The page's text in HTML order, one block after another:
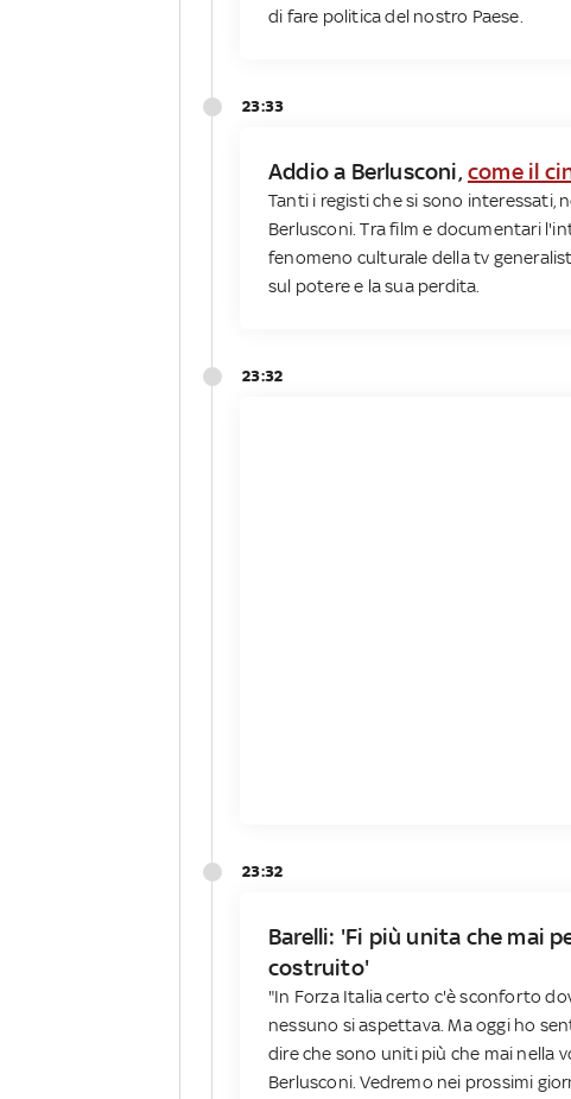
di fare politica del nostro Paese.
23:33
Addio a Berlusconi, come il
Tanti i registi che si sono interessati,
Berlusconi. Tra film e documentari
fenomeno culturale della tv
sul potere e la sua perdita.
23:32
23:32
Barelli: 'Fi più unita che mai
costruito'
"In Forza Italia certo c'è sconforto
nessuno si aspettava. Ma oggi ho
dire che sono uniti più che mai nella
Berlusconi. Vedremo nei prossimi